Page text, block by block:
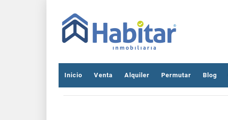
Inicio Venta Alquiler Permutar Blog